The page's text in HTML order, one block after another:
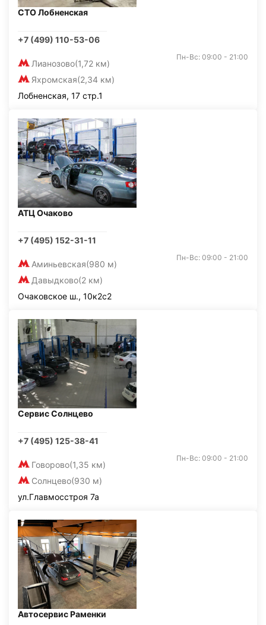
СТО Лобненская
+7 (499) 110-53-06
Лианозово(1,72 км)
Яхромская(2,34 км)
Пн-Вс: 09:00 - 21:00
Лобненская, 17 стр.1
АТЦ Очаково
+7 (495) 152-31-11
Аминьевская(980 м)
Давыдково(2 км)
Пн-Вс: 09:00 - 21:00
Очаковское ш., 10к2с2
Сервис Солнцево
+7 (495) 125-38-41
Говорово(1,35 км)
Солнцево(930 м)
Пн-Вс: 09:00 - 21:00
ул.Главмосстроя 7а
Автосервис Раменки